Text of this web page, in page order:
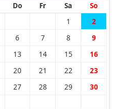
Do Fr Sa So
1 2
6 7 8 9
13 14 15 16
20 21 22 23
27 28 29 30